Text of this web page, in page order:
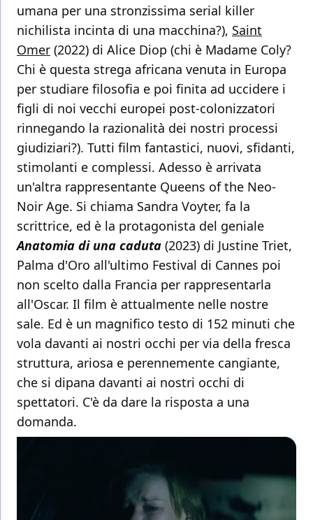
umana per una stronzissima serial killer
nichilista incinta di una macchina?), Saint
Omer (2022) di Alice Diop (chi è Madame Coly?
Chi è questa strega africana venuta in Europa
per studiare filosofia e poi finita ad uccidere i
figli di noi vecchi europei post-colonizzatori
rinnegando la razionalità dei nostri processi
giudiziari?). Tutti film fantastici, nuovi, sfidanti,
stimolanti e complessi. Adesso è arrivata
un'altra rappresentante Queens of the Neo-
Noir Age. Si chiama Sandra Voyter, fa la
scrittrice, ed è la protagonista del geniale
Anatomia di una caduta (2023) di Justine Triet,
Palma d'Oro all'ultimo Festival di Cannes poi
non scelto dalla Francia per rappresentarla
all'Oscar. Il film è attualmente nelle nostre
sale. Ed è un magnifico testo di 152 minuti che
vola davanti ai nostri occhi per via della fresca
struttura, ariosa e perennemente cangiante,
che si dipana davanti ai nostri occhi di
spettatori. C'è da dare la risposta a una
domanda.